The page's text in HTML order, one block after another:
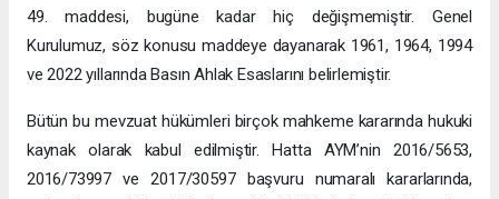
49. maddesi, bugüne kadar hiç değişmemiştir. Genel
Kurulumuz, söz konusu maddeye dayanarak 1961, 1964, 1994
ve 2022 yıllarında Basın Ahlak Esaslarını belirlemiştir.
Bütün bu mevzuat hükümleri birçok mahkeme kararında hukuki
kaynak olarak kabul edilmiştir. Hatta AYM’nin 2016/5653,
2016/73997 ve 2017/30597 başvuru numaralı kararlarında,